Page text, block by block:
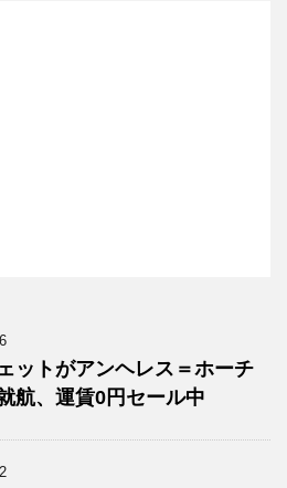
ットがアンヘレス＝ホーチ
航、運賃0円セール中